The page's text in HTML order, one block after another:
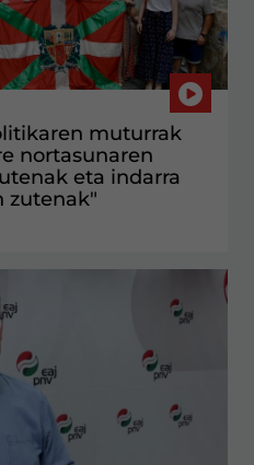
muturrak
nortasunaren
eta indarra
zutenak"